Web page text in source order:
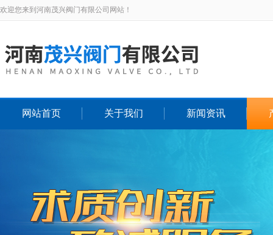
欢迎您来到河南茂兴阀门有限公司网站！
网站首页 关于我们 新闻资讯